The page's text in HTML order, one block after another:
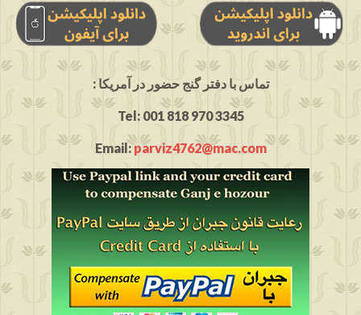
: تماس با دفتر گنج حضور در آمریکا
Tel: 001 818 970 3345
Email:parviz4762@mac.com